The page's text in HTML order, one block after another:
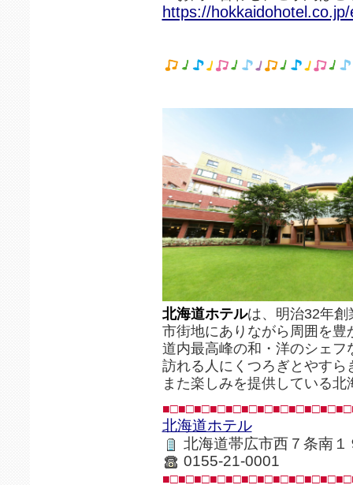
https://
北海道ホテルは、明治32年創
市街地にありながら周囲を豊
道内最高峰の和・洋のシェ
訪れる人にくつろぎとやすら
また楽しみを提供している
北海道ホテル
北海道帯広市西７条南１
0155-21-0001